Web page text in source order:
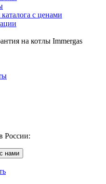
с ценами
на котлы Immergas
России:
нами